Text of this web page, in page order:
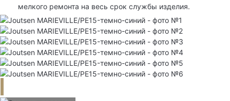
мелкого ремонта на весь срок службы изделия.